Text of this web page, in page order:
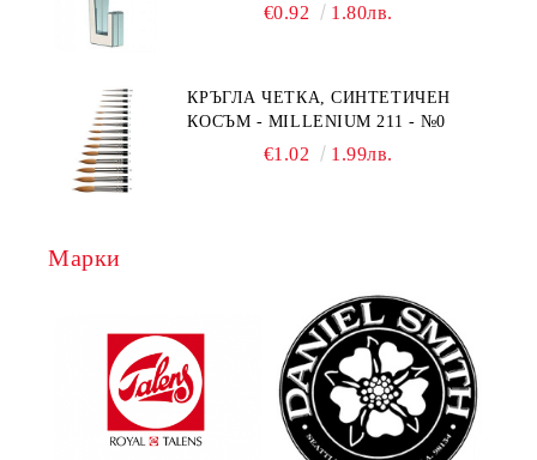
€0.92 1.80лв.
КРЪГЛА ЧЕТКА, СИНТЕТИЧЕН
КОСЪМ - MILLENIUM 211 - №0
€1.02 1.99лв.
Марки